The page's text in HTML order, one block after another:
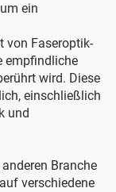
ein
von Faseroptik-
empfindliche
wird. Diese
einschließlich
und
Branche
verschiedene